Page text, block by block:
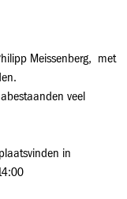
Meissenberg, met
veel
in